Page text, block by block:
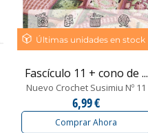
Últimas unidades en stock
Fascículo 11 + cono de ...
Nuevo Crochet Susimiu Nº 11
6,99 €
Comprar Ahora